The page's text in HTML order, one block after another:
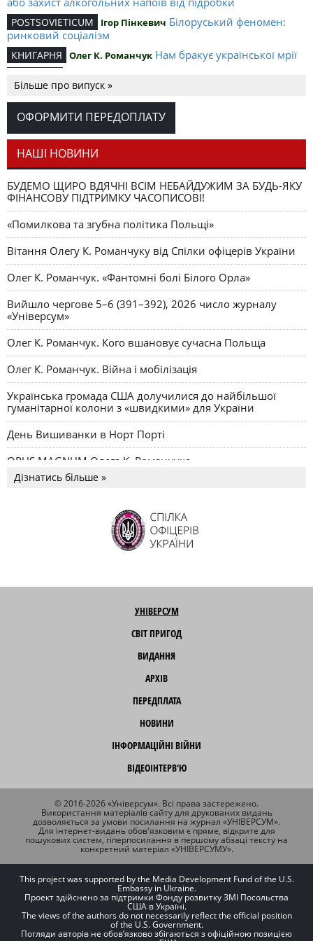
POSTSOVIETICUM Ігор Пінкевич Білоруський феномен:
ринковий соціалізм
КНИГАРНЯ Олег К. Романчук Нам бракує української мрії
НАУКА Леонід Шульман: «Якої політики я б хотів від
Більше про випуск »
ОФОРМИТИ ПЕРЕДОПЛАТУ
НАШІ НОВИНИ
БУДЕМО ЩИРО ВДЯЧНІ ВСІМ НЕБАЙДУЖИМ ЗА БУДЬ-ЯКУ
ФІНАНСОВУ ПІДТРИМКУ ЧАСОПИСОВІ!
«Помилкова та згубна політика Польщі»
Вітання Олегу К. Романчуку від Спілки офіцерів України
Олег К. Романчук. «Фантомні болі Білого Орла»
Вийшло чергове 5–6 (391–392), 2026 число журналу
«Універсум»
Олег К. Романчук. Кого вшановує сучасна Польща
Олег К. Романчук. Війна і мобілізація
Українська громада США долучилися до найбільшої
гуманітарної колони з «швидкими» для України
День Вишиванки в Норт Порті
OPUS MAGNUM Олега К. Романчука
Дізнатись більше »
УНІВЕРСУМ
СВІТ ПРИГОД
ВИДАННЯ
АРХІВ
ПЕРЕДПЛАТА
НОВИНИ
ІНФОРМАЦІЙНІ ВІЙНИ
ВІДЕОІНТЕРВ'Ю
© 2016-2026 «Універсум». Всі права застережено.
Використання матеріалів сайту для друкованих видань
дозволяється за умови посилання на журнал «УНІВЕРСУМ».
Для інтернет-видань обов'язковим є пряме, відкрите для
пошукових систем, гіперпосилання в першому абзаці тексту на
конкретний матеріал «УНІВЕРСУМУ».
This project was supported by the Media Development Fund of the U.S.
Embassy in Ukraine.
Проект здійснено за підтримки Фонду розвитку ЗМІ Посольства
США в Україні.
The views of the authors do not necessarily reflect the official position
of the U.S. Government.
Погляди авторів не обов’язково збігаються з офіційною позицією